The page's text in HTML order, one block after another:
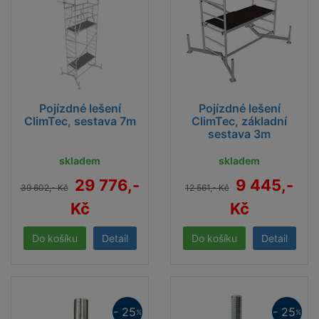
Pojízdné lešení
ClimTec, sestava 7m
skladem
39 602,- Kč
29 776,-
Kč
Detail
Pojízdné lešení
ClimTec, základní
sestava 3m
skladem
12 561,- Kč
9 445,-
Kč
Detail
- 25% - 25%